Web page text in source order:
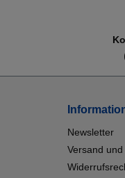
Newsletter
Versand